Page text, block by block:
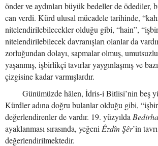
önder ve aydınları büyük bedeller de ödediler,
can verdi. Kürd ulusal mücadele tarihinde,
nitelendirilebilecekler olduğu gibi, “hain”,
nitelendirilebilecek davranışları olanlar da
zorluğundan dolayı, sapmalar olmuş,
yaşanmış, işbirlikçi tavırlar yaygınlaşmış ve
çizgisine kadar varmışlardır.
Günümüzde hâlen, İdris-i Bitlisi’nin beş
Kürdler adına doğru bulanlar olduğu gibi,
değerlendirenler de vardır. 19. yüzyılda
ayaklanması sırasında, yeğeni Êzdîn Şêr’in
değerlendirilmektedir.